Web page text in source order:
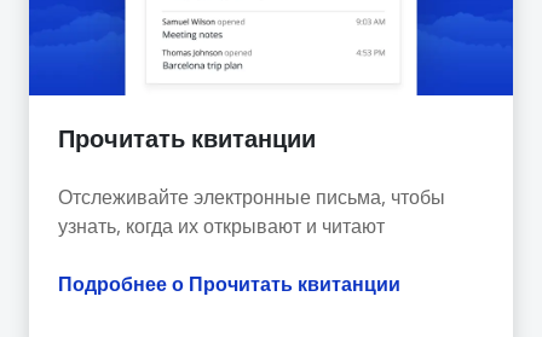
Прочитать квитанции
Отслеживайте электронные письма, чтобы
узнать, когда их открывают и читают
Подробнее о Прочитать квитанции